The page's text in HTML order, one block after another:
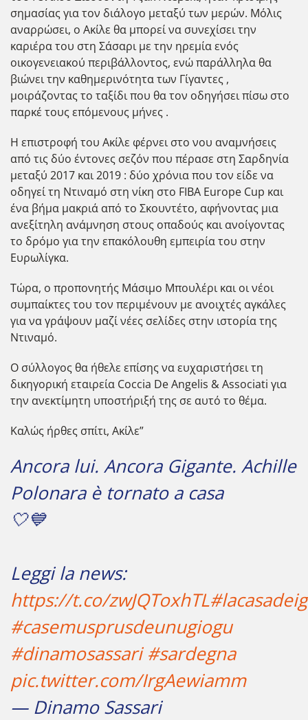
σημασίας για τον διάλογο μεταξύ των μερών. Μόλις
αναρρώσει, ο Ακίλε θα μπορεί να συνεχίσει την
καριέρα του στη Σάσαρι με την ηρεμία ενός
οικογενειακού περιβάλλοντος, ενώ παράλληλα θα
βιώνει την καθημερινότητα των Γίγαντες ,
μοιράζοντας το ταξίδι που θα τον οδηγήσει πίσω στο
παρκέ τους επόμενους μήνες .
Η επιστροφή του Ακίλε φέρνει στο νου αναμνήσεις
από τις δύο έντονες σεζόν που πέρασε στη Σαρδηνία
μεταξύ 2017 και 2019 : δύο χρόνια που τον είδε να
οδηγεί τη Ντιναμό στη νίκη στο FIBA ​​Europe Cup και
ένα βήμα μακριά από το Σκουντέτο, αφήνοντας μια
ανεξίτηλη ανάμνηση στους οπαδούς και ανοίγοντας
το δρόμο για την επακόλουθη εμπειρία του στην
Ευρωλίγκα.
Τώρα, ο προπονητής Μάσιμο Μπουλέρι και οι νέοι
συμπαίκτες του τον περιμένουν με ανοιχτές αγκάλες
για να γράψουν μαζί νέες σελίδες στην ιστορία της
Ντιναμό.
Ο σύλλογος θα ήθελε επίσης να ευχαριστήσει τη
δικηγορική εταιρεία Coccia De Angelis & Associati για
την ανεκτίμητη υποστήριξή της σε αυτό το θέμα.
Καλώς ήρθες σπίτι, Ακίλε”
Ancora lui. Ancora Gigante. Achille
Polonara è tornato a casa
🤍💙
Leggi la news:
https://t.co/zwJQToxhTL
#casemusprusdeunugiogu
#dinamosassari #sardegna
pic.twitter.com/IrgAewiamm
— Dinamo Sassari